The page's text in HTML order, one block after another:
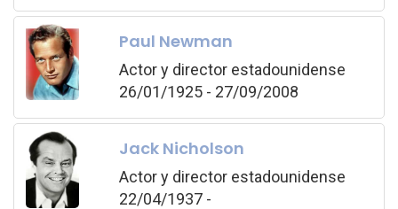
Paul Newman
Actor y director estadounidense
26/01/1925 - 27/09/2008
Jack Nicholson
Actor y director estadounidense
22/04/1937 -